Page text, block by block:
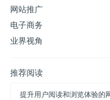
网站推广
电子商务
业界视角
推荐阅读
提升用户阅读和浏览体验的